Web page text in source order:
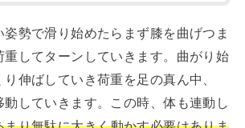
勢で滑り始めたらまず膝を曲げつま
重してターンしていきます。曲がり始
伸ばしていき荷重を足の真ん中、
していきます。この時、体も連動し